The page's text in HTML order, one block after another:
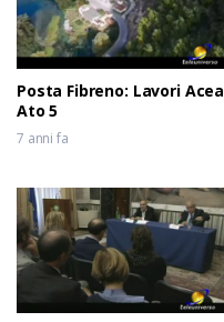
Posta Fibreno: Lavori Acea
Ato 5
7 anni fa